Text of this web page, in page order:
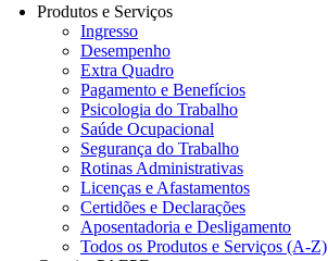
Produtos e Serviços
Ingresso
Desempenho
Extra Quadro
Pagamento e Benefícios
Psicologia do Trabalho
Saúde Ocupacional
Segurança do Trabalho
Rotinas Administrativas
Licenças e Afastamentos
Certidões e Declarações
Aposentadoria e Desligamento
Todos os Produtos e Serviços (A-Z)